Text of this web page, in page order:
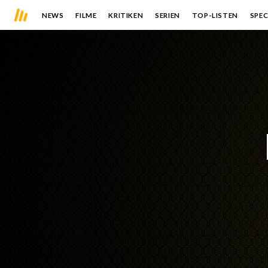
NEWS FILME KRITIKEN SERIEN TOP-LISTEN